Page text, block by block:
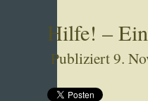
Hilfe! –
Publiziert9.